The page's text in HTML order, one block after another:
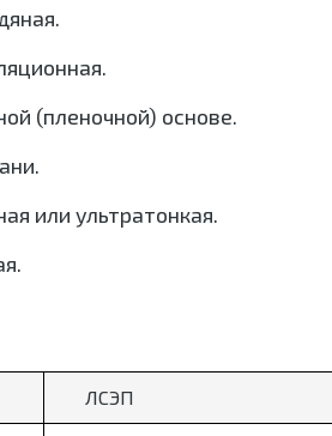
(пленочной) основе.
или ультратонкая.
ЛСЭП